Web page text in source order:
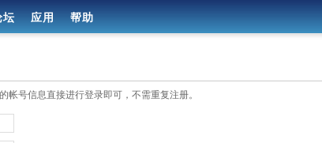
坛 应用 帮助
号信息直接进行登录即可，不需重复注册。